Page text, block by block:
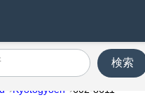
検索
Kyotogyoen 602-8611